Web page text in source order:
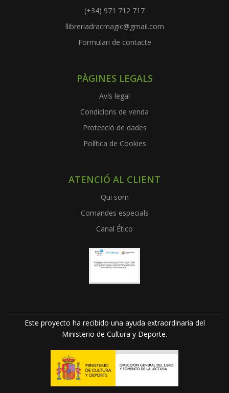
(+34) 971 712 717
llibreriadracmagic@gmail.com
Formulari de contacte
PÀGINES LEGALS
Avís legal
Condicions de venda
Protecció de dades
Política de Cookies
ATENCIÓ AL CLIENT
Qui som
Comandes especials
Canal Ético
Este proyecto ha recibido una ayuda extraordinaria del
Ministerio de Cultura y Deporte.